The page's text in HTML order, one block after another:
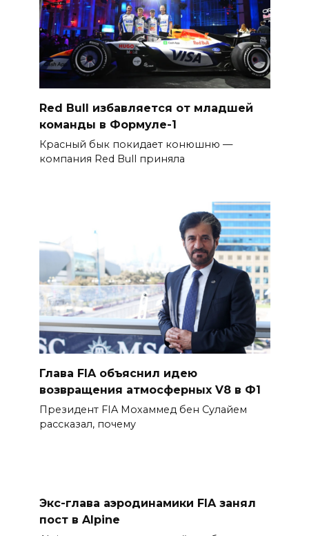
Red Bull избавляется от младшей
команды в Формуле-1
Красный бык покидает конюшню —
компания Red Bull приняла
Глава FIA объяснил идею
возвращения атмосферных V8 в Ф1
Президент FIA Мохаммед бен Сулайем
рассказал, почему
Экс-глава аэродинамики FIA занял
пост в Alpine